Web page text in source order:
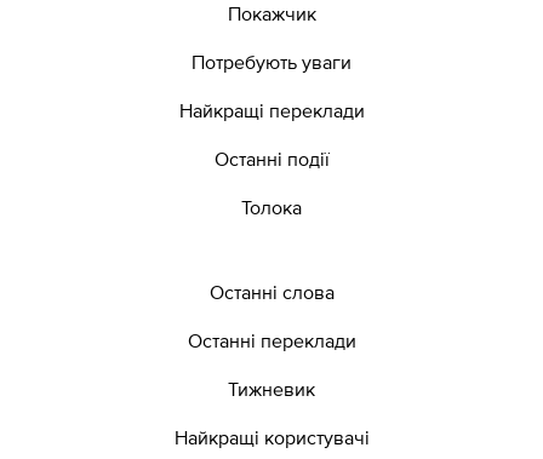
Покажчик
Потребують уваги
Найкращі переклади
Останні події
Толока
Останні слова
Останні переклади
Тижневик
Найкращі користувачі